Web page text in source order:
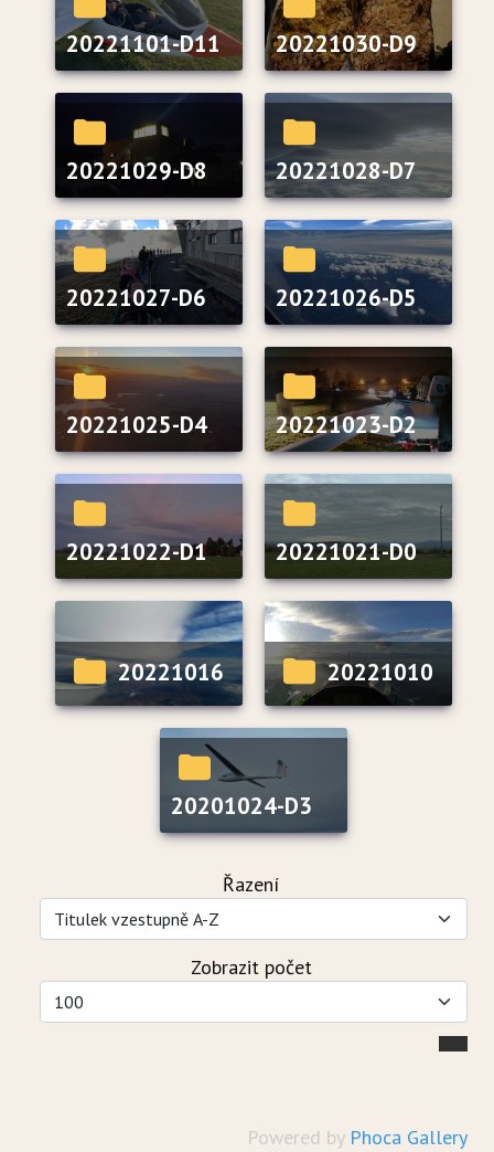
20221101-D11 20221030-D9
20221029-D8 20221028-D7
20221027-D6 20221026-D5
20221025-D4 20221023-D2
20221022-D1 20221021-D0
20221016 20221010
20201024-D3
Řazení
Zobrazit počet
Powered by Phoca Gallery